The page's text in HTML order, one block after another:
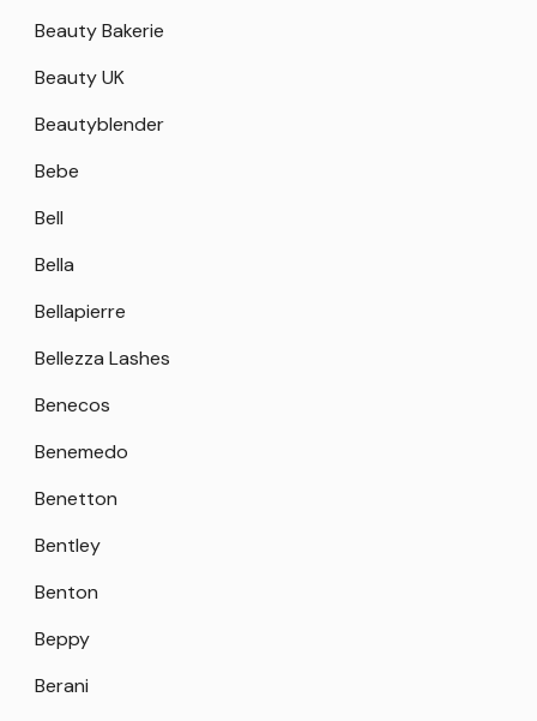
Beauty Bakerie
Beauty UK
Beautyblender
Bebe
Bell
Bella
Bellapierre
Bellezza Lashes
Benecos
Benemedo
Benetton
Bentley
Benton
Beppy
Berani